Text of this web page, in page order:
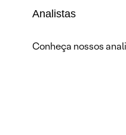
Analistas
Conheça nossos